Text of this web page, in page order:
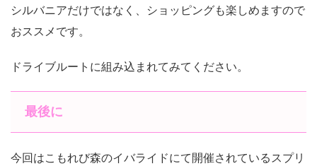
シルバニアだけではなく、ショッピングも楽しめますので
おススメです。
ドライブルートに組み込まれてみてください。
最後に
今回はこもれび森のイバライドにて開催されているスプリ